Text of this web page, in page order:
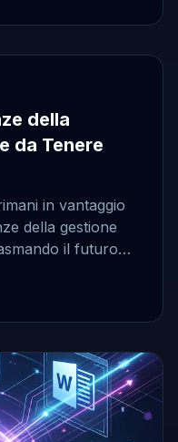
della
da Tenere
in vantaggio
della gestione
il futuro